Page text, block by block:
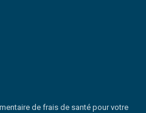
de frais de santé pour votre